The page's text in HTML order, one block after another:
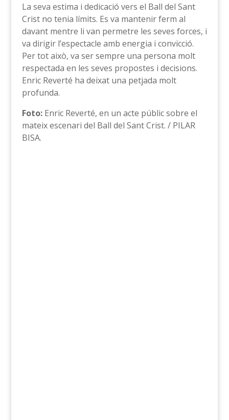
La seva estima i dedicació vers el Ball del Sant
Crist no tenia límits. Es va mantenir ferm al
davant mentre li van permetre les seves forces, i
va dirigir l’espectacle amb energia i convicció.
Per tot això, va ser sempre una persona molt
respectada en les seves propostes i decisions.
Enric Reverté ha deixat una petjada molt
profunda.
Foto:Enric Reverté, en un acte públic sobre el
mateix escenari del Ball del Sant Crist. / PILAR
BISA.